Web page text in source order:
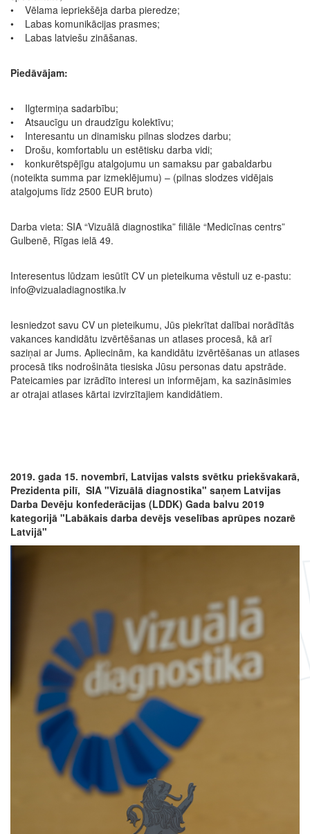
• Vēlama iepriekšēja darba pieredze;
• Labas komunikācijas prasmes;
• Labas latviešu zināšanas.
Piedāvājam:
• Ilgtermiņa sadarbību;
• Atsaucīgu un draudzīgu kolektīvu;
• Interesantu un dinamisku pilnas slodzes darbu;
• Drošu, komfortablu un estētisku darba vidi;
• konkurētspējīgu atalgojumu un samaksu par gabaldarbu
(noteikta summa par izmeklējumu) – (pilnas slodzes vidējais
atalgojums līdz 2500 EUR bruto)
Darba vieta: SIA “Vizuālā diagnostika” filiāle “Medicīnas centrs”
Gulbenē, Rīgas ielā 49.
Interesentus lūdzam iesūtīt CV un pieteikuma vēstuli uz e-pastu:
info@vizualadiagnostika.lv
Iesniedzot savu CV un pieteikumu, Jūs piekrītat dalībai norādītās
vakances kandidātu izvērtēšanas un atlases procesā, kā arī
saziņai ar Jums. Apliecinām, ka kandidātu izvērtēšanas un atlases
procesā tiks nodrošināta tiesiska Jūsu personas datu apstrāde.
Pateicamies par izrādīto interesi un informējam, ka sazināsimies
ar otrajai atlases kārtai izvirzītajiem kandidātiem.
2019. gada 15. novembrī, Latvijas valsts svētku priekšvakarā,
Prezidenta pilī, SIA "Vizuālā diagnostika" saņem Latvijas
Darba Devēju konfederācijas (LDDK) Gada balvu 2019
kategorijā "Labākais darba devējs veselības aprūpes nozarē
Latvijā"